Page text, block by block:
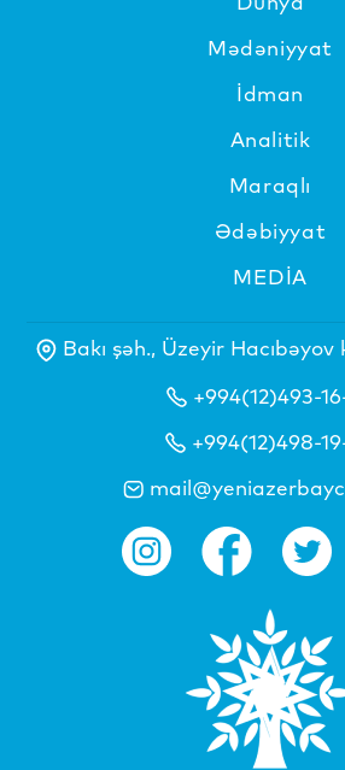
Mədəniyyat
İdman
Analitik
Maraqlı
Ədəbiyyat
MEDİA
Bakı şəh., Üzeyir
+994(12)493-
+994(12)498-